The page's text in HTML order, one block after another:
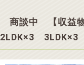
商談中 【収益
2LDK×3 3LDK×3